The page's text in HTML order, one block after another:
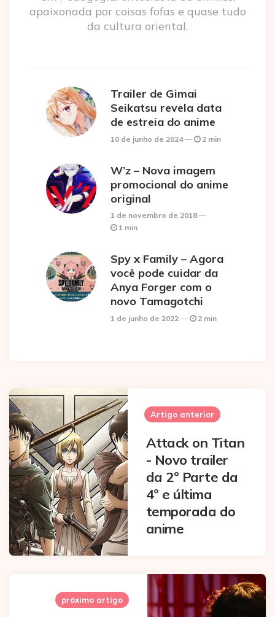
apaixonada por coisas fofas e quase tudo
da cultura oriental.
Trailer de Gimai
Seikatsu revela data
de estreia do anime
10 de junho de 2024 2 min
W’z – Nova imagem
promocional do anime
original
1 de novembro de 2018
1 min
Spy x Family – Agora
você pode cuidar da
Anya Forger com o
novo Tamagotchi
1 de junho de 2022 2 min
Post
navigation
Artigo anterior
Attack on Titan
- Novo trailer
da 2º Parte da
4º e última
temporada do
anime
próximo artigo